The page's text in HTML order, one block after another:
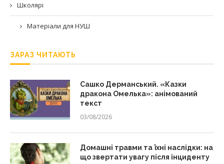
Школярі
Матеріали для НУШ
ЗАРАЗ ЧИТАЮТЬ
Сашко Дерманський. «Казки
дракона Омелька»: анімований
текст
03/08/2026
Домашні травми та їхні наслідки: на
що звертати увагу після інциденту